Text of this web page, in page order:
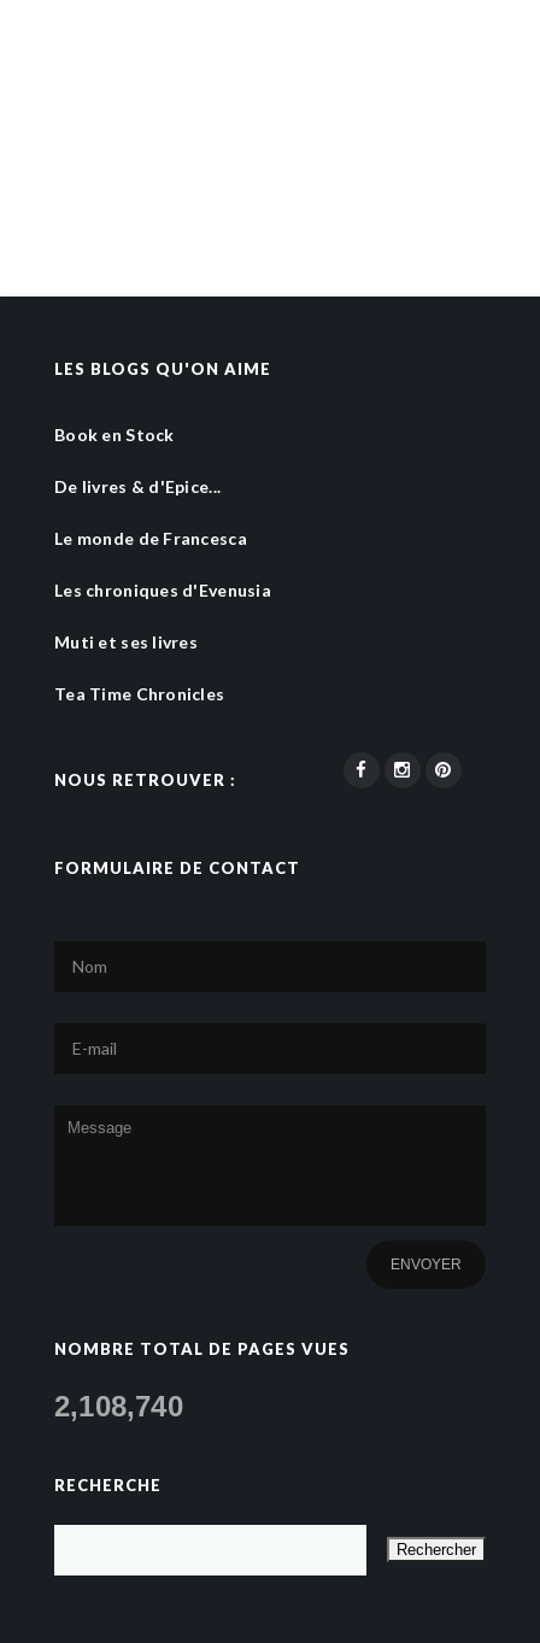
LES BLOGS QU'ON AIME
Book en Stock
De livres & d'Epice...
Le monde de Francesca
Les chroniques d'Evenusia
Muti et ses livres
Tea Time Chronicles
NOUS RETROUVER :
FORMULAIRE DE CONTACT
NOMBRE TOTAL DE PAGES VUES
2,108,740
RECHERCHE